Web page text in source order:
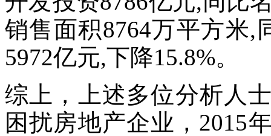
销售面积8764万平方米,
5972亿元,下降15.8%。
综上，上述多位分析人
困扰房地产企业，2015